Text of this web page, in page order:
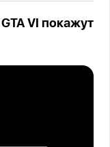
VI покажут